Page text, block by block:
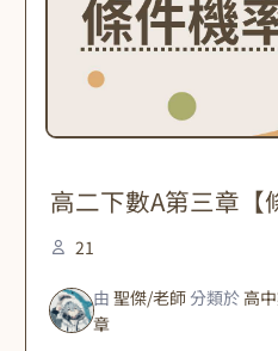
高二下數A第三章【
21
由聖傑/老師 分類於 高
章